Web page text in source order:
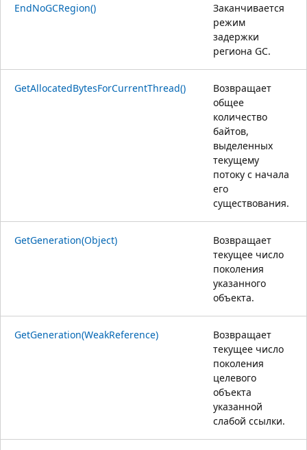
EndNoGCRegion()
Заканчивается
режим
задержки
региона GC.
GetAllocatedBytesForCurrentThread()
Возвращает
общее
количество
байтов,
выделенных
текущему
потоку с начала
его
существования.
GetGeneration(Object)
Возвращает
текущее число
поколения
указанного
объекта.
GetGeneration(WeakReference)
Возвращает
текущее число
поколения
целевого
объекта
указанной
слабой ссылки.